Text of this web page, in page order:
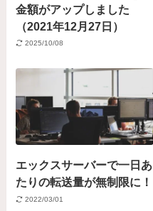
金額がアップしました
（2021年12月27日）
2025/10/08
エックスサーバーで一日あ
たりの転送量が無制限に！
2022/03/01